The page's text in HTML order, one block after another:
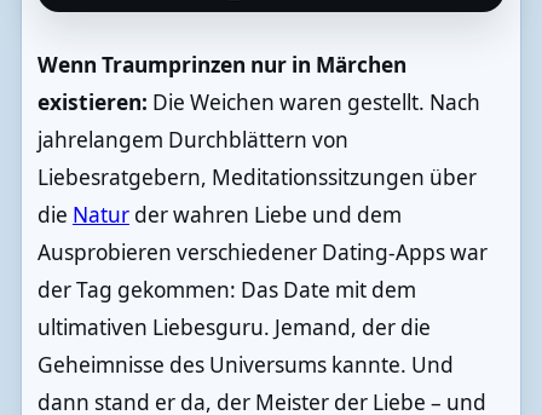
Wenn Traumprinzen nur in Märchen
existieren: Die Weichen waren gestellt. Nach
jahrelangem Durchblättern von
Liebesratgebern, Meditationssitzungen über
die Naturder wahren Liebe und dem
Ausprobieren verschiedener Dating-Apps war
der Tag gekommen: Das Date mit dem
ultimativen Liebesguru. Jemand, der die
Geheimnisse des Universums kannte. Und
dann stand er da, der Meister der Liebe – und